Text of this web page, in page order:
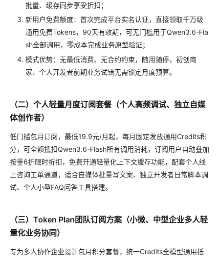
批量、缓存同步享受折扣；
新用户免费额度：首次完成平台实名认证，直接领取千万级
通用免费Tokens，90天有效期，可无门槛用于Qwen3.6-Fla
sh全部调用，零成本完成业务原型验证；
模式优势：无最低消费、无合约约束，随用随停，初创商
家、个人开发者前期业务试错无需锁定月度预算。
（二）个人轻量月度订阅套餐（个人高频调试、独立自媒
体创作者）
低门槛包月订阅，最低19.9元/月起，每月固定发放通用Credits积
分，可全额抵扣Qwen3.6-Flash所有调用消耗，订阅用户自动叠加
按量6折限时折扣，免费开通轻量化上下文缓存功能，配套个人线
上咨询工单通道，适合自媒体批量写文案、独立开发者日常脚本调
试、个人小型FAQ问答工具搭建。
（三）Token Plan团队订阅方案（小微、中型企业多人轻
量化业务协同）
专为多人协作企业设计包月积分套餐，统一Credits全模型通用抵